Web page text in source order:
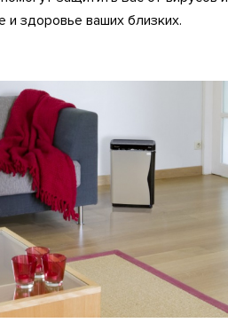
и здоровье ваших близких.